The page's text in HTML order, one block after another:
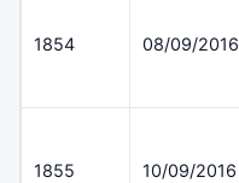
1854 08/09/2016
1855 10/09/2016